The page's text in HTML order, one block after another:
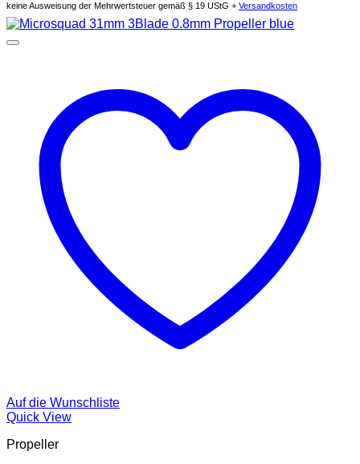
keine Ausweisung der Mehrwertsteuer gemäß § 19 UStG + Versandkosten
Auf die Wunschliste
Quick View
Propeller